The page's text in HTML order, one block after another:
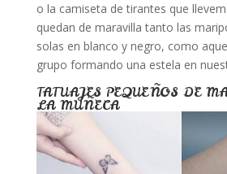
o la camiseta de tirantes que
quedan de maravilla tanto las
solas en blanco y negro, como
grupo formando una estela en
TATUAJES PEQUEÑOS DE
LA MUÑECA